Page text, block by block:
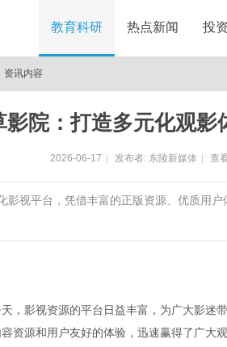
教育科研 热点新闻 投
资讯内容
影院：打造多元化观影
2026-06-17 发布者: 东陵新媒体 查
影视平台，凭借丰富的正版资源、优质用
，影视资源的平台日益丰富，为广大影迷
资源和用户友好的体验，迅速赢得了广大